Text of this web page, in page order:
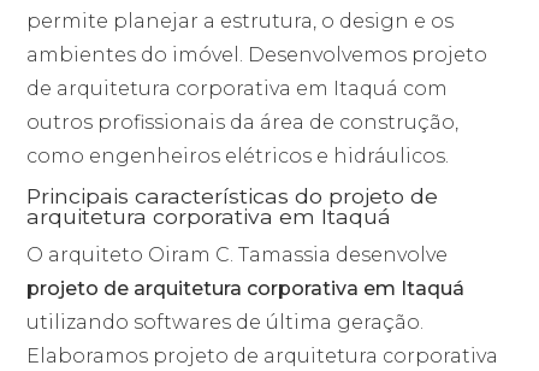
permite planejar a estrutura, o design e os
ambientes do imóvel. Desenvolvemos projeto
de arquitetura corporativa em Itaquá com
outros profissionais da área de construção,
como engenheiros elétricos e hidráulicos.
Principais características do projeto de
arquitetura corporativa em Itaquá
O arquiteto Oiram C. Tamassia desenvolve
projeto de arquitetura corporativa em Itaquá
utilizando softwares de última geração.
Elaboramos projeto de arquitetura corporativa